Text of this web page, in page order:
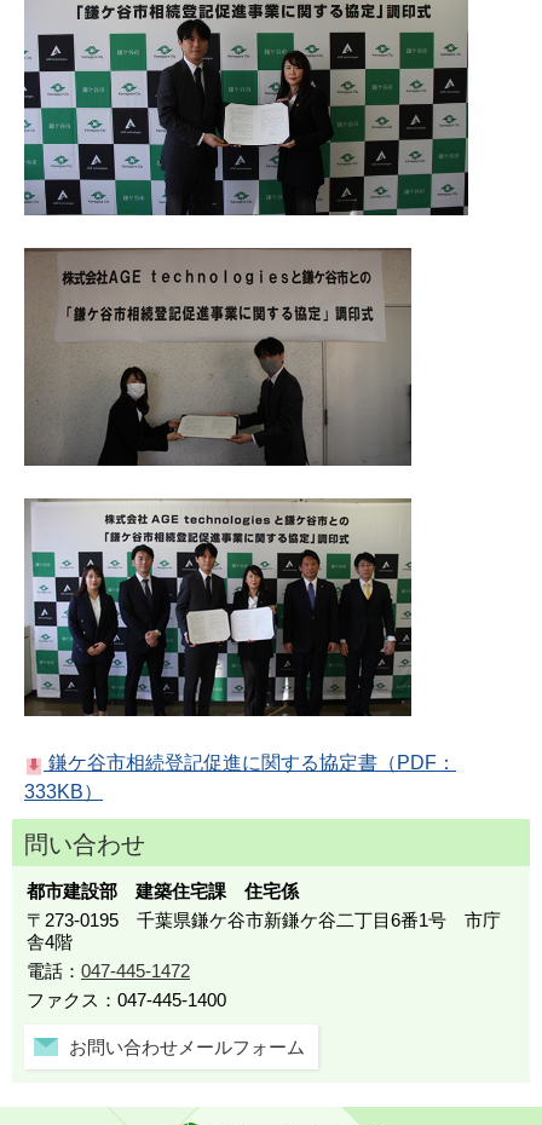
鎌ケ谷市相続登記促進に関する協定書（PDF：
333KB）
問い合わせ
都市建設部 建築住宅課 住宅係
〒273-0195 千葉県鎌ケ谷市新鎌ケ谷二丁目6番1号 市庁
舎4階
電話： 047-445-1472
ファクス：047-445-1400
お問い合わせメールフォーム